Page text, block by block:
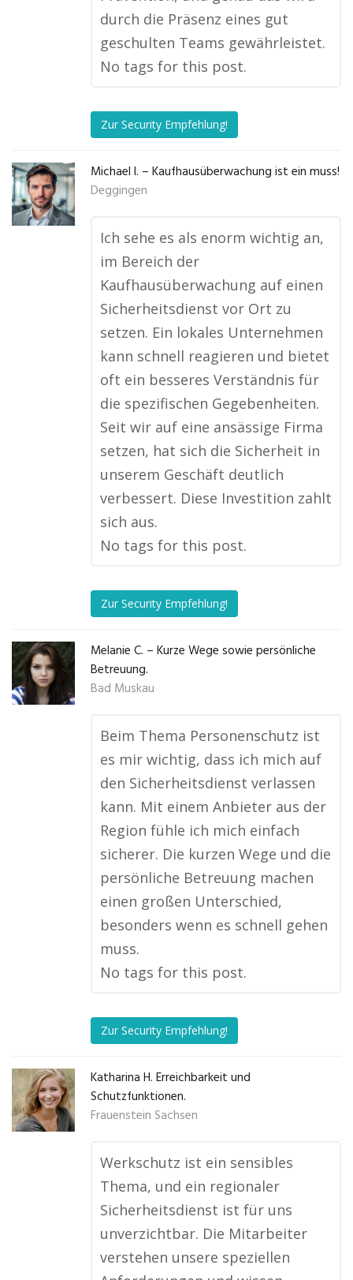
durch die Präsenz eines gut
geschulten Teams gewährleistet.
No tags for this post.
Zur Security Empfehlung!
Michael I. – Kaufhausüberwachung ist ein muss!
Deggingen
Ich sehe es als enorm wichtig an,
im Bereich der
Kaufhausüberwachung auf einen
Sicherheitsdienst vor Ort zu
setzen. Ein lokales Unternehmen
kann schnell reagieren und bietet
oft ein besseres Verständnis für
die spezifischen Gegebenheiten.
Seit wir auf eine ansässige Firma
setzen, hat sich die Sicherheit in
unserem Geschäft deutlich
verbessert. Diese Investition zahlt
sich aus.
No tags for this post.
Zur Security Empfehlung!
Melanie C. – Kurze Wege sowie persönliche
Betreuung.
Bad Muskau
Beim Thema Personenschutz ist
es mir wichtig, dass ich mich auf
den Sicherheitsdienst verlassen
kann. Mit einem Anbieter aus der
Region fühle ich mich einfach
sicherer. Die kurzen Wege und die
persönliche Betreuung machen
einen großen Unterschied,
besonders wenn es schnell gehen
muss.
No tags for this post.
Zur Security Empfehlung!
Katharina H. Erreichbarkeit und
Schutzfunktionen.
Frauenstein Sachsen
Werkschutz ist ein sensibles
Thema, und ein regionaler
Sicherheitsdienst ist für uns
unverzichtbar. Die Mitarbeiter
verstehen unsere speziellen